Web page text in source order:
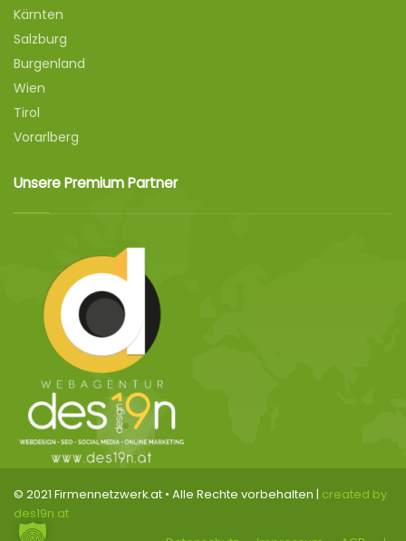
Kärnten
Salzburg
Burgenland
Wien
Tirol
Vorarlberg
Unsere Premium Partner
© 2021 Firmennetzwerk.at • Alle Rechte vorbehalten | created by
des19n.at